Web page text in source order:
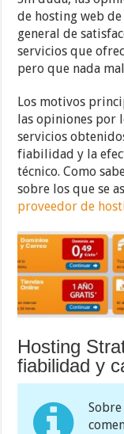
de hosting web
general de
servicios que
pero que nada
Los motivos
las opiniones por
servicios
fiabilidad y la
técnico. Como
sobre los que se
proveedor de
Hosting
fiabilidad y